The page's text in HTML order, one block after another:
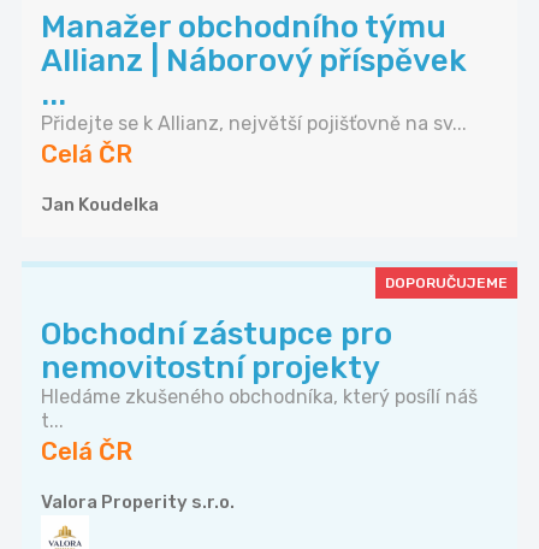
Manažer obchodního týmu
Allianz | Náborový příspěvek
...
Přidejte se k Allianz, největší pojišťovně na sv...
Celá ČR
Jan Koudelka
DOPORUČUJEME
Obchodní zástupce pro
nemovitostní projekty
Hledáme zkušeného obchodníka, který posílí náš
t...
Celá ČR
Valora Properity s.r.o.